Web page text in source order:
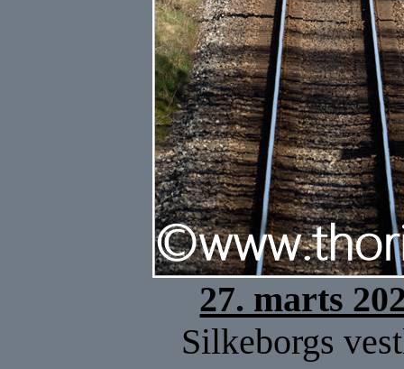
27. marts
Silkeborgs